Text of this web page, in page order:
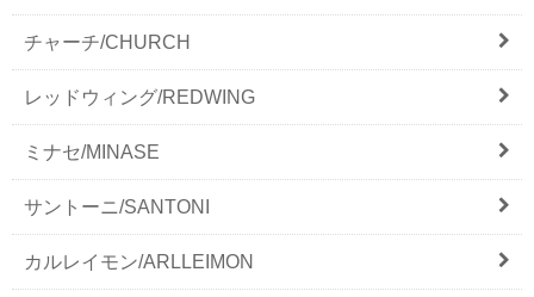
チャーチ/CHURCH
レッドウィング/REDWING
ミナセ/MINASE
サントーニ/SANTONI
カルレイモン/ARLLEIMON